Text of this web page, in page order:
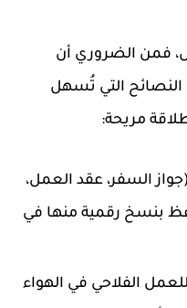
فمن الضروري أن
التي تُسهل
مريحة:
السفر، عقد العمل،
بنسخ رقمية منها في
الفلاحي في الهواء